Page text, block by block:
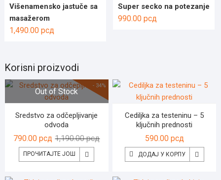
била:
1,400.00 рсд.
790.00 рсд.
Višenamensko jastuče sa
masažerom
1,490.00 рсд
Super secko na potezanje
990.00 рсд
Korisni proizvodi
- 34%
Out of Stock
Sredstvo za odčepljivanje
odvoda
1,190.00рсдОригинална
790.00рсд
Тренутна
ПРОЧИТАЈТЕ ЈОШ
Cediljka za testeninu – 5
ključnih prednosti
590.00 рсд
ДОДАЈ У КОРПУ